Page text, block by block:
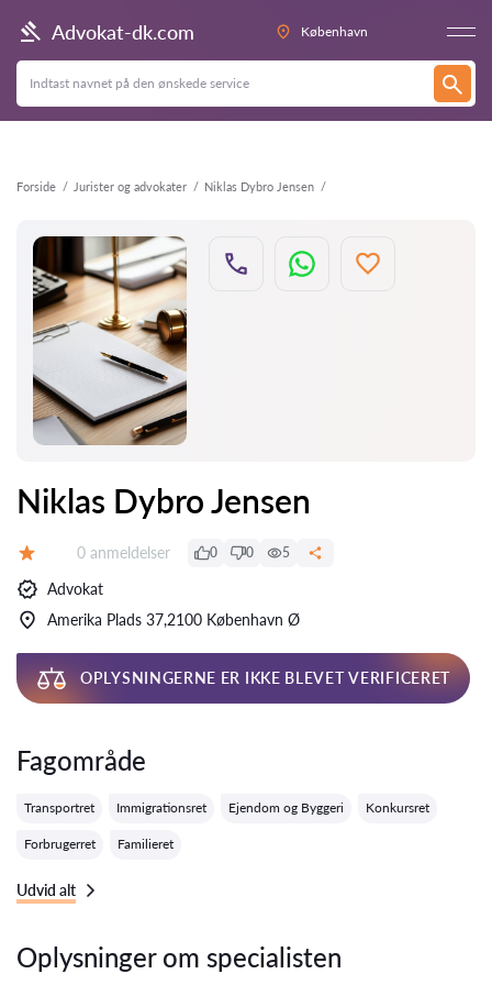
Advokat-dk.com København
Forside Jurister og advokater Niklas Dybro Jensen
Tilbage
Niklas Dybro Jensen
Anmeldelser:
0 anmeldelser 0 0 5
Advokat
Amerika Plads 37,2100 København Ø
OPLYSNINGERNE ER IKKE BLEVET VERIFICERET
Fagområde
Transportret Immigrationsret Ejendom og Byggeri Konkursret
Forbrugerret Familieret
Udvid alt
Oplysninger om specialisten